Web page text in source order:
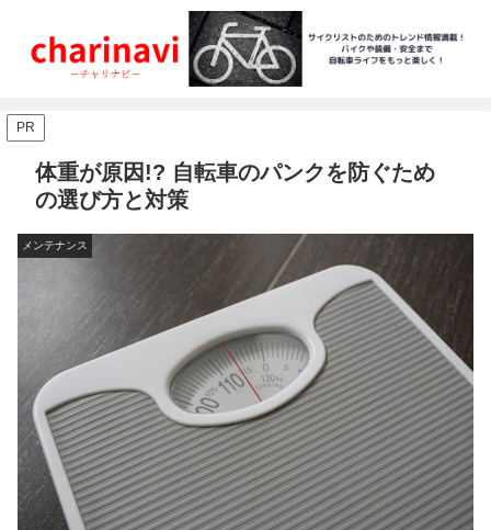
PR
体重が原因!? 自転車のパンクを防ぐため
の選び方と対策
メンテナンス